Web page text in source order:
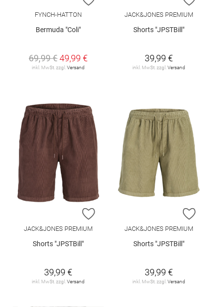
FYNCH-HATTON
Bermuda "Coli"
69,99 €49,99 €
inkl. MwSt. zzgl. Versand
JACK&JONES PREMIUM
Shorts "JPSTBill"
39,99 €
inkl. MwSt. zzgl. Versand
ZUR WUNSCHLISTE HINZUFÜGEN
JACK&JONES PREMIUM
Shorts "JPSTBill"
39,99 €
inkl. MwSt. zzgl. Versand
ZUR
JACK&JONES PREMIUM
Shorts "JPSTBill"
39,99 €
inkl. MwSt. zzgl. Versand